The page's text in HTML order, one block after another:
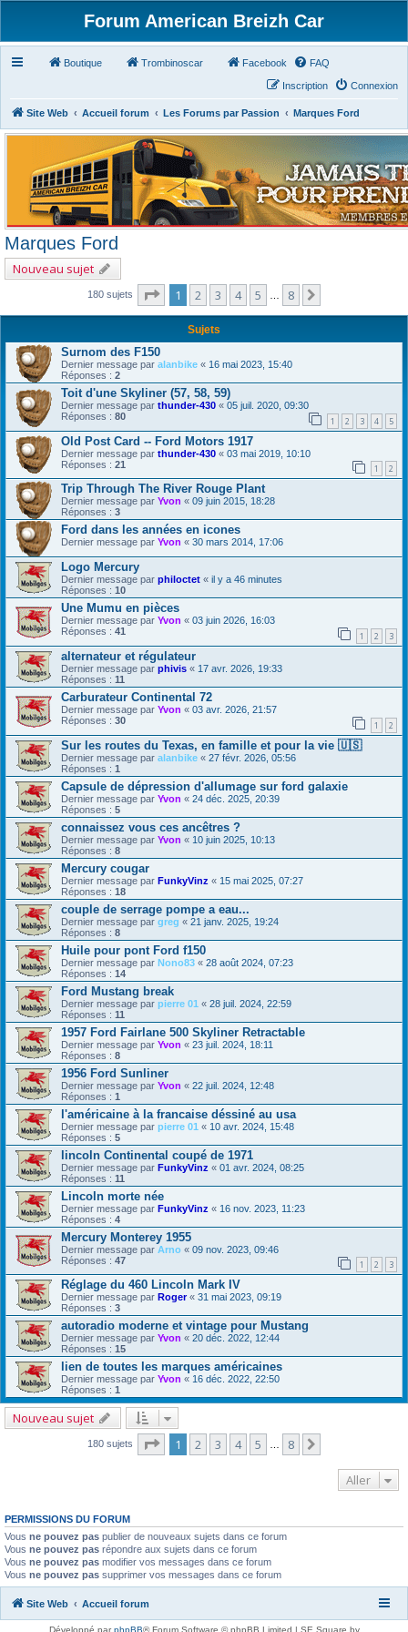
Forum American Breizh Car
Boutique Trombinoscar Facebook FAQ
Connexion
Inscription
Site Web Accueil forum Les Forums par Passion Marques Ford
Marques Ford
Nouveau sujet
180 sujets Page 1sur
1 2 3 4 5 8
Sujets
Surnom des F150
Dernier message par alanbike « 16 mai 2023, 15:40
Réponses : 2
Toit d'une Skyliner (57, 58, 59)
Dernier message par thunder-430 « 05 juil. 2020, 09:30
Réponses : 80 1 2 3 4 5
Old Post Card -- Ford Motors 1917
Dernier message par thunder-430 « 03 mai 2019, 10:10
Réponses : 21 1 2
Trip Through The River Rouge Plant
Dernier message par Yvon « 09 juin 2015, 18:28
Réponses : 3
Ford dans les années en icones
Dernier message par Yvon « 30 mars 2014, 17:06
Logo Mercury
Dernier message par philoctet « il y a 46 minutes
Réponses : 10
Une Mumu en pièces
Dernier message par Yvon « 03 juin 2026, 16:03
Réponses : 41 1 2 3
alternateur et régulateur
Dernier message par phivis « 17 avr. 2026, 19:33
Réponses : 11
Carburateur Continental 72
Dernier message par Yvon « 03 avr. 2026, 21:57
Réponses : 30 1 2
Sur les routes du Texas, en famille et pour la vie 🇺🇸
Dernier message par alanbike « 27 févr. 2026, 05:56
Réponses : 1
Capsule de dépression d'allumage sur ford galaxie
Dernier message par Yvon « 24 déc. 2025, 20:39
Réponses : 5
connaissez vous ces ancêtres ?
Dernier message par Yvon « 10 juin 2025, 10:13
Réponses : 8
Mercury cougar
Dernier message par FunkyVinz « 15 mai 2025, 07:27
Réponses : 18
couple de serrage pompe a eau...
Dernier message par greg « 21 janv. 2025, 19:24
Réponses : 8
Huile pour pont Ford f150
Dernier message par Nono83 « 28 août 2024, 07:23
Réponses : 14
Ford Mustang break
Dernier message par pierre 01 « 28 juil. 2024, 22:59
Réponses : 11
1957 Ford Fairlane 500 Skyliner Retractable
Dernier message par Yvon « 23 juil. 2024, 18:11
Réponses : 8
1956 Ford Sunliner
Dernier message par Yvon « 22 juil. 2024, 12:48
Réponses : 1
l'américaine à la francaise déssiné au usa
Dernier message par pierre 01 « 10 avr. 2024, 15:48
Réponses : 5
lincoln Continental coupé de 1971
Dernier message par FunkyVinz « 01 avr. 2024, 08:25
Réponses : 11
Lincoln morte née
Dernier message par FunkyVinz « 16 nov. 2023, 11:23
Réponses : 4
Mercury Monterey 1955
Dernier message par Arno « 09 nov. 2023, 09:46
Réponses : 47 1 2 3
Réglage du 460 Lincoln Mark IV
Dernier message par Roger« 31 mai 2023, 09:19
Réponses : 3
autoradio moderne et vintage pour Mustang
Dernier message par Yvon « 20 déc. 2022, 12:44
Réponses : 15
lien de toutes les marques américaines
Dernier message par Yvon « 16 déc. 2022, 22:50
Réponses : 1
Nouveau sujet
180 sujets Page 1sur
1 2 3 4 5 8
Aller
PERMISSIONS DU FORUM
Vous ne pouvez pas publier de nouveaux sujets dans ce forum
Vous ne pouvez pas répondre aux sujets dans ce forum
Vous ne pouvez pas modifier vos messages dans ce forum
Vous ne pouvez pas supprimer vos messages dans ce forum
Site Web Accueil forum
Développé parphpBB® Forum Software © phpBB Limited | SE Square by